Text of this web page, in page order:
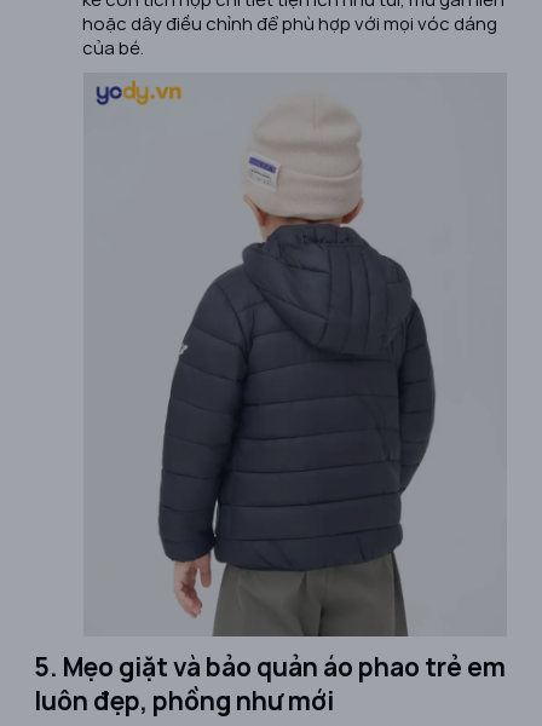
hoặc dây điều chỉnh để phù hợp với mọi vóc dáng
của bé.
5. Mẹo giặt và bảo quản áo phao trẻ em
luôn đẹp, phồng như mới